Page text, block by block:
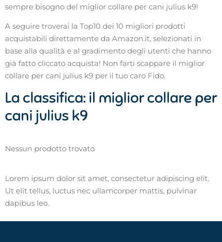
sempre bisogno del miglior collare per cani julius k9!
A seguire troverai la Top10 dei 10 migliori prodotti
acquistabili direttamente da Amazon.it, selezionati in
base alla qualità e al gradimento degli utenti che hanno
già fatto cliccato acquista! Non farti scappare il miglior
collare per cani julius k9 per il tuo caro Fido.
La classifica: il miglior collare per
cani julius k9
Nessun prodotto trovato
Lorem ipsum dolor sit amet, consectetur adipiscing elit.
Ut elit tellus, luctus nec ullamcorper mattis, pulvinar
dapibus leo.